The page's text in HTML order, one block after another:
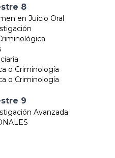
8
en Juicio Oral
o Criminología
o Criminología
9
Avanzada